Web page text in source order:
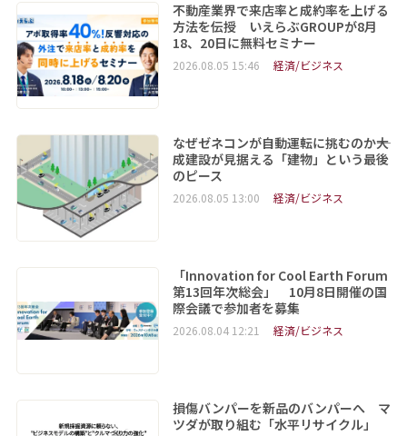
不動産業界で来店率と成約率を上げる
方法を伝授 いえらぶGROUPが8月
18、20日に無料セミナー
2026.08.05 15:46 経済/ビジネス
なぜゼネコンが自動運転に挑むのか――大
成建設が見据える「建物」という最後
のピース
2026.08.05 13:00 経済/ビジネス
「Innovation for Cool Earth Forum
第13回年次総会」 10月8日開催の国
際会議で参加者を募集
2026.08.04 12:21 経済/ビジネス
損傷バンパーを新品のバンパーへ マ
ツダが取り組む「水平リサイクル」